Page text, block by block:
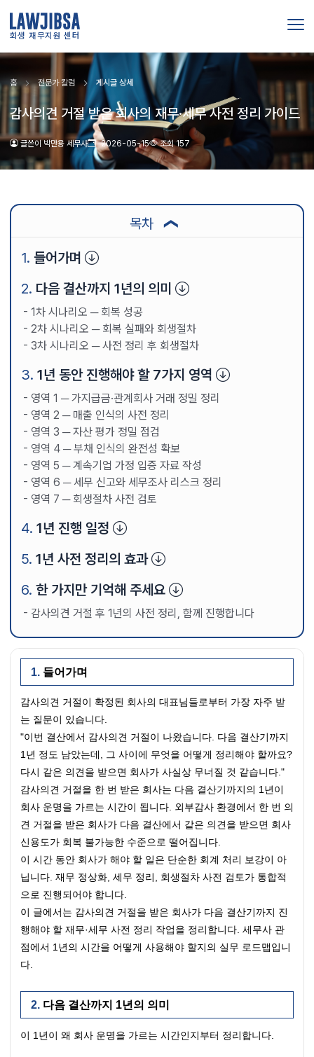
회생 재무지원 센터
홈 전문가 칼럼 게시글 상세
감사의견 거절 받은 회사의 재무·세무 사전 정리 가이드
글쓴이 박만용 세무사 2026-05-15 조회 157
목차 ❯
들어가며
다음 결산까지 1년의 의미
1차 시나리오 ─ 회복 성공
2차 시나리오 ─ 회복 실패와 회생절차
3차 시나리오 ─ 사전 정리 후 회생절차
1년 동안 진행해야 할 7가지 영역
영역 1 ─ 가지급금·관계회사 거래 정밀 정리
영역 2 ─ 매출 인식의 사전 정리
영역 3 ─ 자산 평가 정밀 점검
영역 4 ─ 부채 인식의 완전성 확보
영역 5 ─ 계속기업 가정 입증 자료 작성
영역 6 ─ 세무 신고와 세무조사 리스크 정리
영역 7 ─ 회생절차 사전 검토
1년 진행 일정
1년 사전 정리의 효과
한 가지만 기억해 주세요
감사의견 거절 후 1년의 사전 정리, 함께 진행합니다
들어가며
감사의견 거절이 확정된 회사의 대표님들로부터 가장 자주 받
는 질문이 있습니다.
"이번 결산에서 감사의견 거절이 나왔습니다. 다음 결산기까지
1년 정도 남았는데, 그 사이에 무엇을 어떻게 정리해야 할까요?
다시 같은 의견을 받으면 회사가 사실상 무너질 것 같습니다."
감사의견 거절을 한 번 받은 회사는 다음 결산기까지의 1년이
회사 운명을 가르는 시간이 됩니다. 외부감사 환경에서 한 번 의
견 거절을 받은 회사가 다음 결산에서 같은 의견을 받으면 회사
신용도가 회복 불가능한 수준으로 떨어집니다.
이 시간 동안 회사가 해야 할 일은 단순한 회계 처리 보강이 아
닙니다. 재무 정상화, 세무 정리, 회생절차 사전 검토가 통합적
으로 진행되어야 합니다.
이 글에서는 감사의견 거절을 받은 회사가 다음 결산기까지 진
행해야 할 재무·세무 사전 정리 작업을 정리합니다. 세무사 관
점에서 1년의 시간을 어떻게 사용해야 할지의 실무 로드맵입니
다.
다음 결산까지 1년의 의미
이 1년이 왜 회사 운명을 가르는 시간인지부터 정리합니다.